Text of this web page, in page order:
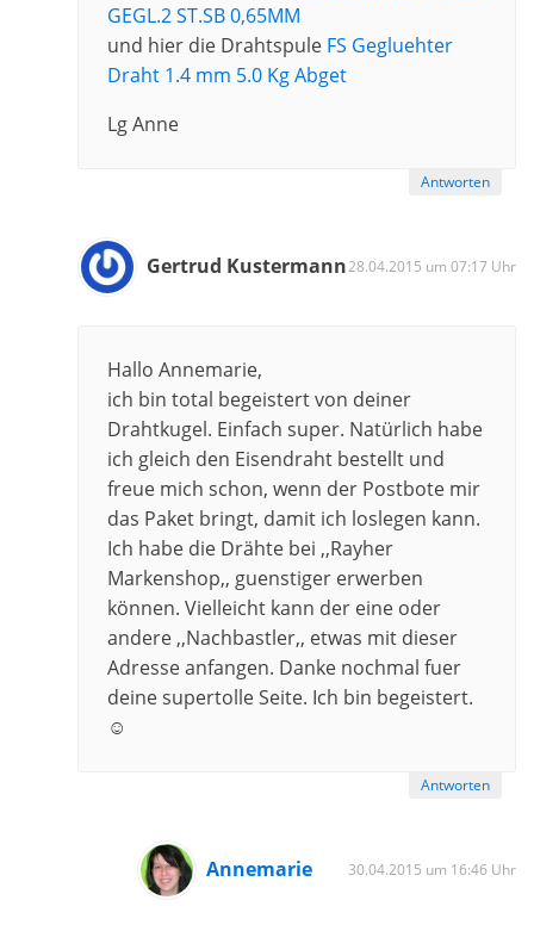
GEGL.2 ST.SB 0,65MM
und hier die Drahtspule FS Gegluehter
Draht 1.4 mm 5.0 Kg Abget
Lg Anne
Antworten
Gertrud Kustermann28.04.2015 um 07:17 Uhr
Hallo Annemarie,
ich bin total begeistert von deiner
Drahtkugel. Einfach super. Natürlich habe
ich gleich den Eisendraht bestellt und
freue mich schon, wenn der Postbote mir
das Paket bringt, damit ich loslegen kann.
Ich habe die Drähte bei ,,Rayher
Markenshop,, guenstiger erwerben
können. Vielleicht kann der eine oder
andere ,,Nachbastler,, etwas mit dieser
Adresse anfangen. Danke nochmal fuer
deine supertolle Seite. Ich bin begeistert.
☺
Antworten
Annemarie 30.04.2015 um 16:46 Uhr